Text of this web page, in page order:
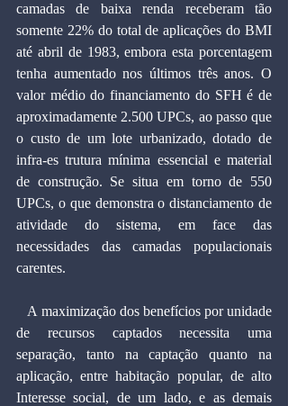
camadas de baixa renda receberam tão
somente 22% do total de aplicações do BMI
até abril de 1983, embora esta porcentagem
tenha aumentado nos últimos três anos. O
valor médio do financiamento do SFH é de
aproximadamente 2.500 UPCs, ao passo que
o custo de um lote urbanizado, dotado de
infra-es trutura mínima essencial e material
de construção. Se situa em torno de 550
UPCs, o que demonstra o distanciamento de
atividade do sistema, em face das
necessidades das camadas populacionais
carentes.
de recursos captados necessita uma
separação, tanto na captação quanto na
aplicação, entre habitação popular, de alto
Interesse social, de um lado, e as demais